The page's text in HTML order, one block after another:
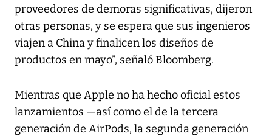
proveedores de demoras significativas, dijeron
otras personas, y se espera que sus ingenieros
viajen a China y finalicen los diseños de
productos en mayo”, señalóBloomberg.
Mientras que Apple no ha hecho oficial estos
lanzamientos —así como el de la tercera
generación de AirPods, la segunda generación